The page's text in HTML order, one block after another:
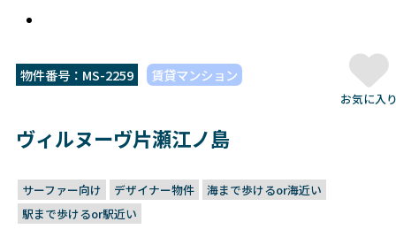
物件番号：MS-2259 賃貸マンション
ヴィルヌーヴ片瀬江ノ島
お気に入
サーファー向け デザイナー物件
海まで歩けるor海近い
駅まで歩けるor駅近い